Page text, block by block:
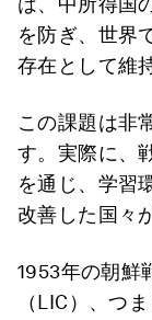
を防ぎ、世界
存在として維
この課題は非
す。実際に、
を通じ、学習
改善した国々
1953年の朝鮮
（LIC）、つ